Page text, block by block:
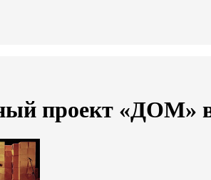
проект «ДОМ»